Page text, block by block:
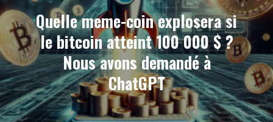
Quelle meme-coin explosera si
le bitcoin atteint 100 000 $ ?
Nous avons demandé à
ChatGPT